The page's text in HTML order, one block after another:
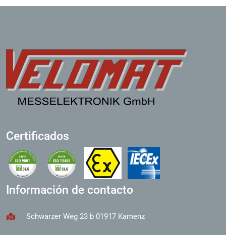
Certificados
Información de contacto
Schwarzer Weg 23 b 01917 Kamenz